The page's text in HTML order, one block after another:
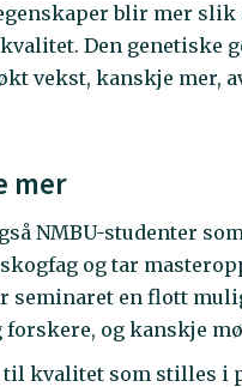
blir mer
Den genetiske
vekst, kanskje mer,
mer
NMBU-studenter
og tar
seminaret en flott
og kanskje
kvalitet som stilles i